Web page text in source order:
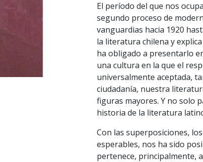
El período del que nos
segundo proceso de
vanguardias hacia 1920
la literatura chilena y
ha obligado a presentarlo
una cultura en la que el
universalmente aceptada,
ciudadanía, nuestra
figuras mayores. Y no solo
historia de la literatura
Con las superposiciones,
esperables, nos ha sido
pertenece, principalmente,